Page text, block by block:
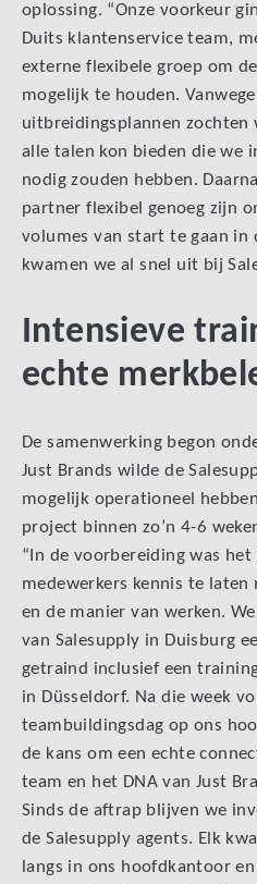
oplossing. “Onze voorkeur
Duits klantenservice team,
externe flexibele groep om
mogelijk te houden.
uitbreidingsplannen zochten
alle talen kon bieden die we
nodig zouden hebben.
partner flexibel genoeg zijn
volumes van start te gaan in
kwamen we al snel uit bij
Intensieve
echte
De samenwerking begon
Just Brands wilde de
mogelijk operationeel
project binnen zo’n 4-6
“In de voorbereiding was
medewerkers kennis te laten
en de manier van werken.
van Salesupply in Duisburg
getraind inclusief een
in Düsseldorf. Na die week
teambuildingsdag op ons
de kans om een echte
team en het DNA van Just
Sinds de aftrap blijven we
de Salesupply agents. Elk
langs in ons hoofdkantoor